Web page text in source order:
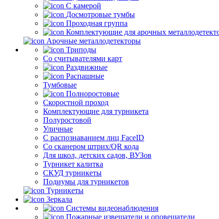
С камерой
Досмотровые тумбы
Проходная группа
Комплектующие для арочных
Арочные металлодетекторы
Триподы
Со считывателями карт
Раздвижные
Распашные
Тумбовые
Полноростовые
Скоростной проход
Комплектующие для турникета
Полуростовой
Уличные
С распознаванием лиц FaceID
Со сканером штрих/QR кода
Для школ, детских садов, ВУЗов
Турникет калитка
СКУД турникеты
Подиумы для турникетов
Турникеты
Зеркала
Системы видеонаблюдения
Пожарные извещатели и оповещатели